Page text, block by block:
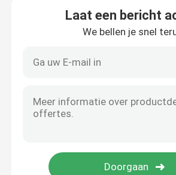
Laat een bericht
We bellen je snel